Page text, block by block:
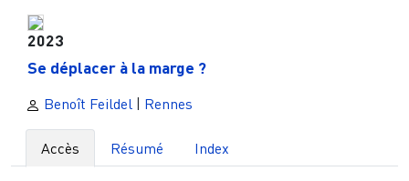
2023
Se déplacer à la marge ?
Benoît Feildel | Rennes
Accès Résumé Index